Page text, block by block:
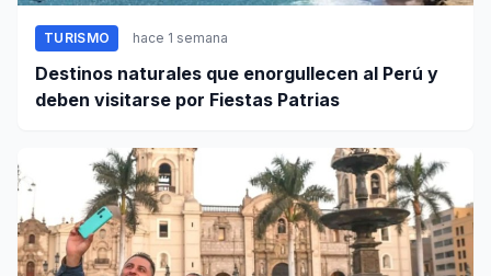
TURISMO hace 1 semana
Destinos naturales que enorgullecen al Perú y
deben visitarse por Fiestas Patrias